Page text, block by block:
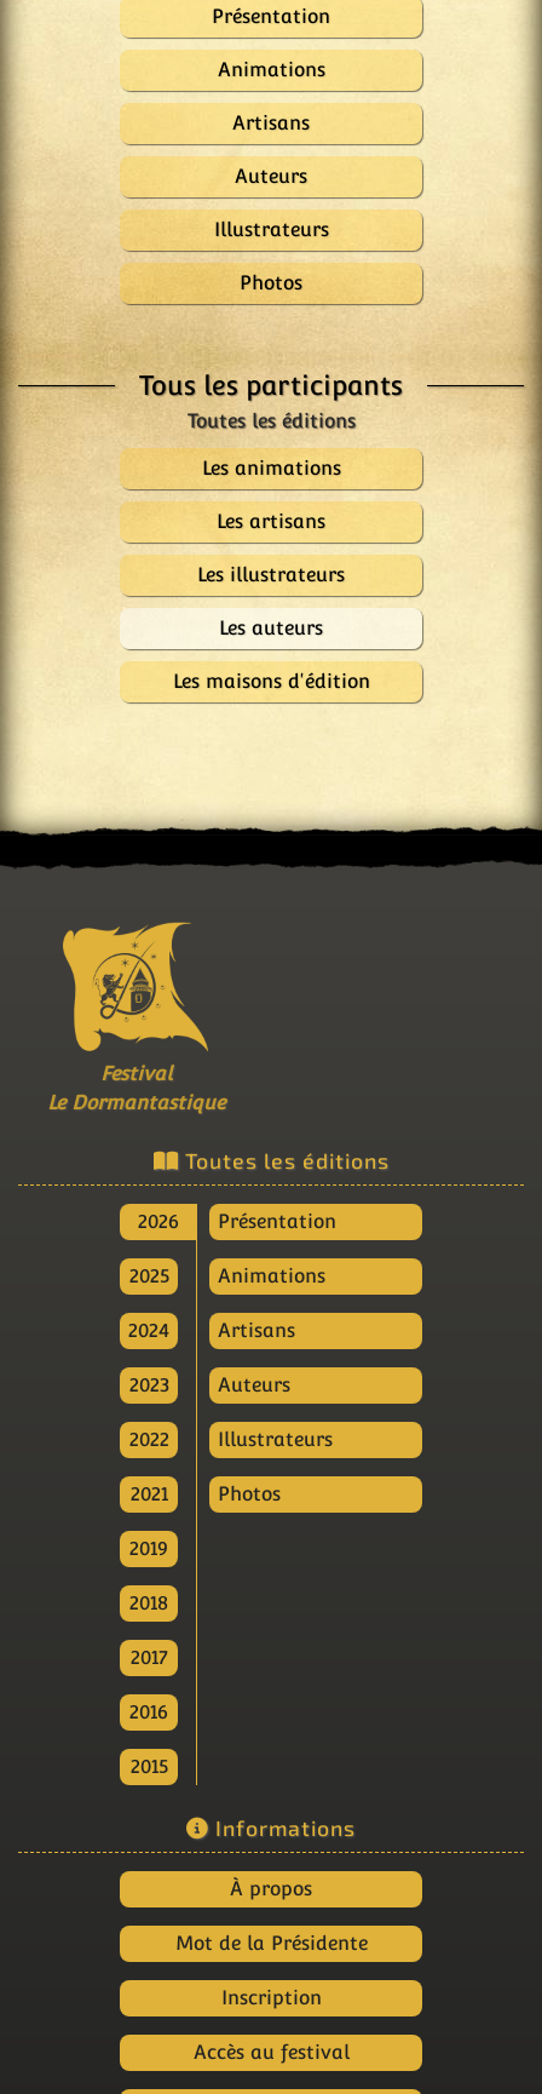
Présentation
Animations
Artisans
Auteurs
Illustrateurs
Photos
Tous les participants
Les animations
Les artisans
Les illustrateurs
Les auteurs
Les maisons d'édition
Festival
Le Dormantastique
Toutes les éditions
2026
2025
2024
2023
2022
2021
2019
2018
2017
2016
2015
Présentation
Animations
Artisans
Auteurs
Illustrateurs
Photos
Informations
À propos
Mot de la Présidente
Inscription
Accès au festival